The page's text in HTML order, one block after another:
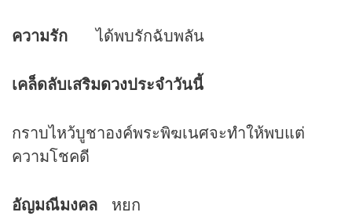
ความรัก ได้พบรักฉับพลัน
เคล็ดลับเสริมดวงประจำวันนี้
กราบไหว้บูชาองค์พระพิฆเนศจะทำให้พบแต่
ความโชคดี
อัญมณีมงคล หยก